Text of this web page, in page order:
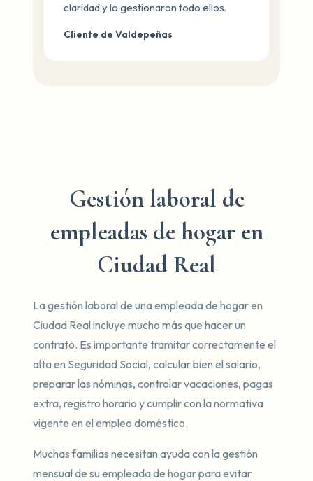
claridad y lo gestionaron todo ellos.
Cliente de Valdepeñas
Gestión laboral de
empleadas de hogar en
Ciudad Real
La gestión laboral de una empleada de hogar en
Ciudad Real incluye mucho más que hacer un
contrato. Es importante tramitar correctamente el
alta en Seguridad Social, calcular bien el salario,
preparar las nóminas, controlar vacaciones, pagas
extra, registro horario y cumplir con la normativa
vigente en el empleo doméstico.
Muchas familias necesitan ayuda con la gestión
mensual de su empleada de hogar para evitar